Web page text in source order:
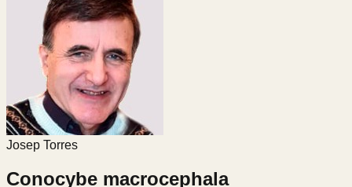
Josep Torres
Conocybe macrocephala